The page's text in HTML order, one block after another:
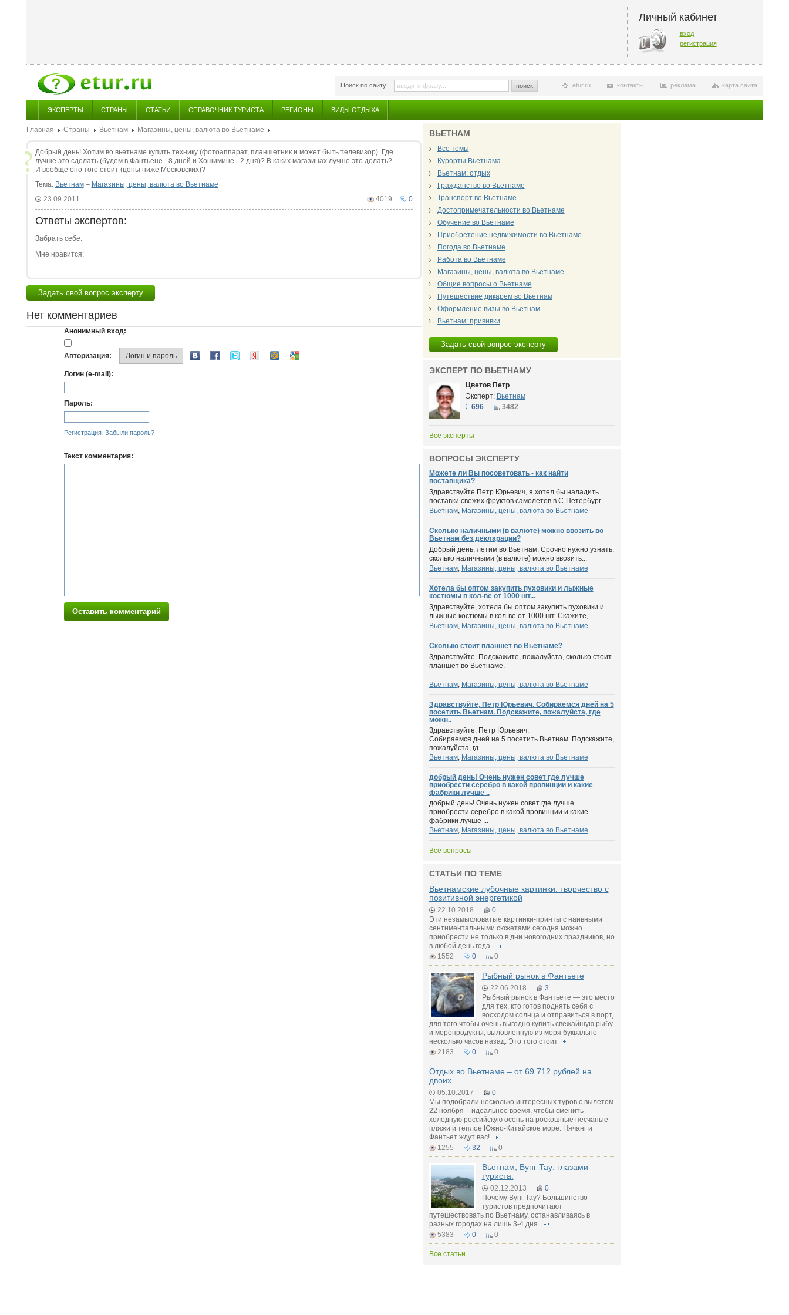
Личный кабинет
вход
регистрация
Поиск по сайту: поиск карта сайта
реклама
контакты
etur.ru
ЭКСПЕРТЫ СТРАНЫ СТАТЬИ СПРАВОЧНИК ТУРИСТА РЕГИОНЫ ВИДЫ ОТДЫХА
Главная Страны Вьетнам Магазины, цены, валюта во Вьетнаме
Добрый день! Хотим во вьетнаме купить технику (фотоаппарат, планшетник и может быть телевизор). Где
лучше это сделать (будем в Фантьене - 8 дней и Хошимине - 2 дня)? В каких магазинах лучше это делать?
И вообще оно того стоит (цены ниже Московских)?
Тема: Вьетнам– Магазины, цены, валюта во Вьетнаме
0
4019
23.09.2011
Ответы экспертов:
Забрать себе:
Мне нравится:
Задать свой вопрос эксперту
Нет комментариев
Анонимный вход:
Авторизация: Логин и пароль
Логин (e-mail):
Пароль:
Регистрация Забыли пароль?
Текст комментария:
Оставить комментарий
ВЬЕТНАМ
Все темы
Курорты Вьетнама
Вьетнам: отдых
Гражданство во Вьетнаме
Транспорт во Вьетнаме
Достопримечательности во Вьетнаме
Обучение во Вьетнаме
Приобретение недвижимости во Вьетнаме
Погода во Вьетнаме
Работа во Вьетнаме
Магазины, цены, валюта во Вьетнаме
Общие вопросы о Вьетнаме
Путешествие дикарем во Вьетнам
Оформление визы во Вьетнам
Вьетнам: прививки
Задать свой вопрос эксперту
ЭКСПЕРТ ПО ВЬЕТНАМУ
Цветов Петр
Эксперт: Вьетнам
696
3482
Все эксперты
ВОПРОСЫ ЭКСПЕРТУ
Можете ли Вы посоветовать - как найти
поставщика?
Здравствуйте Петр Юрьевич, я хотел бы наладить
поставки свежих фруктов самолетов в С-Петербург...
Вьетнам, Магазины, цены, валюта во Вьетнаме
Сколько наличными (в валюте) можно ввозить во
Вьетнам без декларации?
Добрый день, летим во Вьетнам. Срочно нужно узнать,
сколько наличными (в валюте) можно ввозить...
Вьетнам, Магазины, цены, валюта во Вьетнаме
Хотела бы оптом закупить пуховики и лыжные
костюмы в кол-ве от 1000 шт...
Здравствуйте, хотела бы оптом закупить пуховики и
лыжные костюмы в кол-ве от 1000 шт. Скажите,...
Вьетнам, Магазины, цены, валюта во Вьетнаме
Сколько стоит планшет во Вьетнаме?
Здравствуйте. Подскажите, пожалуйста, сколько стоит
планшет во Вьетнаме.
...
Вьетнам, Магазины, цены, валюта во Вьетнаме
Здравствуйте, Петр Юрьевич. Собираемся дней на 5
посетить Вьетнам. Подскажите, пожалуйста, где
можн..
Здравствуйте, Петр Юрьевич.
Собираемся дней на 5 посетить Вьетнам. Подскажите,
пожалуйста, гд...
Вьетнам, Магазины, цены, валюта во Вьетнаме
добрый день! Очень нужен совет где лучше
приобрести серебро в какой провинции и какие
фабрики лучше ..
добрый день! Очень нужен совет где лучше
приобрести серебро в какой провинции и какие
фабрики лучше ...
Вьетнам, Магазины, цены, валюта во Вьетнаме
Все вопросы
СТАТЬИ ПО ТЕМЕ
Вьетнамские лубочные картинки: творчество с
позитивной энергетикой
22.10.2018
0
Эти незамысловатые картинки-принты с наивными
сентиментальными сюжетами сегодня можно
приобрести не только в дни новогодних праздников, но
в любой день года.
1552
0 0
Рыбный рынок в Фантьете
22.06.2018
3
Рыбный рынок в Фантьете — это место
для тех, кто готов поднять себя с
восходом солнца и отправиться в порт,
для того чтобы очень выгодно купить свежайшую рыбу
и морепродукты, выловленную из моря буквально
несколько часов назад. Это того стоит
2183
0 0
Отдых во Вьетнаме – от 69 712 рублей на
двоих
05.10.2017
0
Мы подобрали несколько интересных туров с вылетом
22 ноября – идеальное время, чтобы сменить
холодную российскую осень на роскошные песчаные
пляжи и теплое Южно-Китайское море. Нячанг и
Фантьет ждут вас!
1255
32 0
Вьетнам, Вунг Тау: глазами
туриста.
02.12.2013
0
Почему Вунг Тау? Большинство
туристов предпочитают
путешествовать по Вьетнаму, останавливаясь в
разных городах на лишь 3-4 дня.
5383
0 0
Все статьи